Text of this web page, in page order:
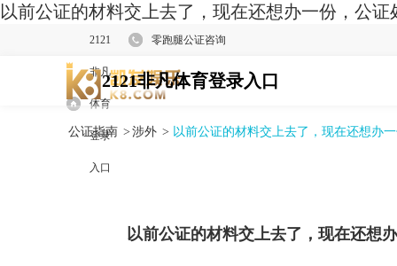
以前公证的材料交上去了，现在还想办一份，公
2121
非凡
体育
登录
入口
零跑腿公证咨询
2121非凡体育登录入口
公证指南 > 涉外 > 以前公证的材料交上去了，现在还想办
以前公证的材料交上去了，现在还想